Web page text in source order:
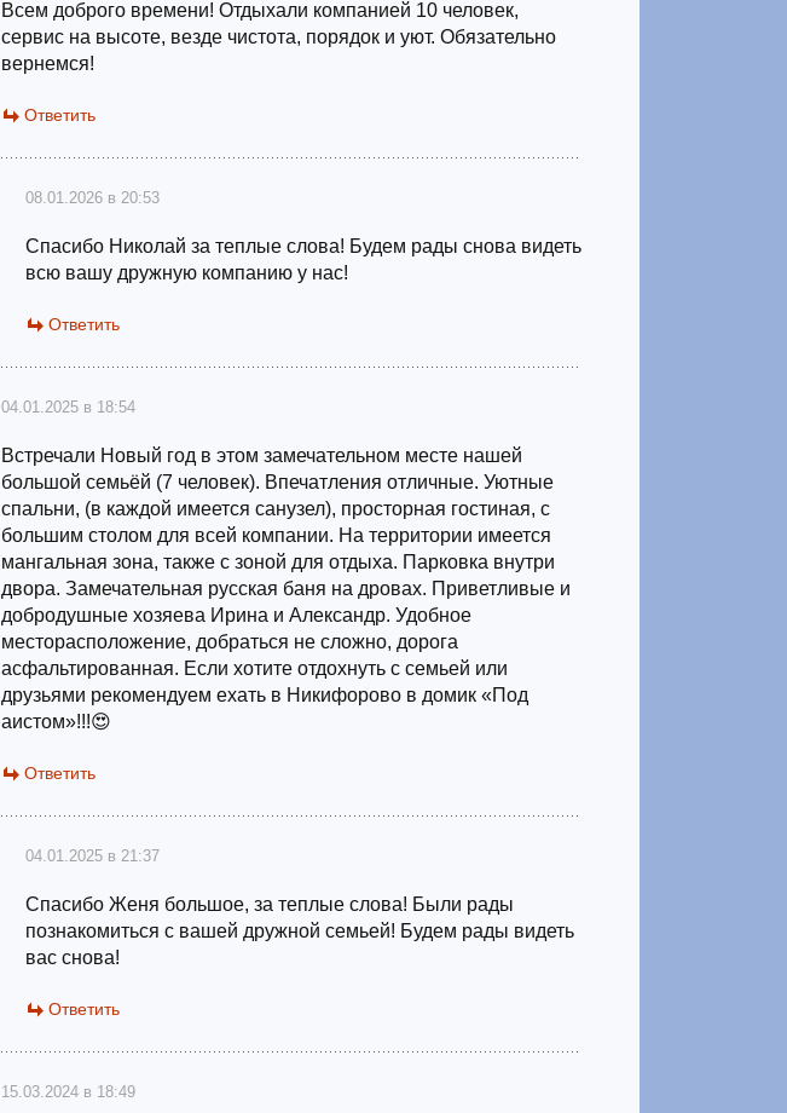
Всем доброго времени! Отдыхали компанией 10 человек,
сервис на высоте, везде чистота, порядок и уют. Обязательно
вернемся!
Ответить
08.01.2026 в 20:53
Спасибо Николай за теплые слова! Будем рады снова видеть
всю вашу дружную компанию у нас!
Ответить
04.01.2025 в 18:54
Встречали Новый год в этом замечательном месте нашей
большой семьёй (7 человек). Впечатления отличные. Уютные
спальни, (в каждой имеется санузел), просторная гостиная, с
большим столом для всей компании. На территории имеется
мангальная зона, также с зоной для отдыха. Парковка внутри
двора. Замечательная русская баня на дровах. Приветливые и
добродушные хозяева Ирина и Александр. Удобное
месторасположение, добраться не сложно, дорога
асфальтированная. Если хотите отдохнуть с семьей или
друзьями рекомендуем ехать в Никифорово в домик «Под
аистом»!!!😍
Ответить
04.01.2025 в 21:37
Спасибо Женя большое, за теплые слова! Были рады
познакомиться с вашей дружной семьей! Будем рады видеть
вас снова!
Ответить
15.03.2024 в 18:49